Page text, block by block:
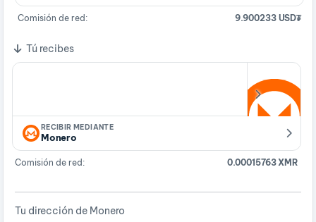
Comisión de red: 9.900233 USD₮
Tú recibes
RECIBIR MEDIANTE
Monero
Comisión de red: 0.00015763 XMR
Tu dirección de Monero